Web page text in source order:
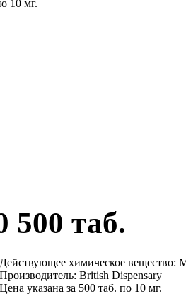
10 мг.
500 таб.
Действующее химическое вещество:
Производитель: British Dispensary
Цена указана за 500 таб. по 10 мг.